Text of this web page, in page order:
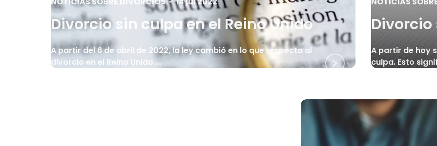
Divorcio sin culpa en el Reino Unido
A partir del 6 de abril de 2022, la ley cambió en lo que respecta al
divorcio en el Reino Unido....
A partir de hoy
culpa. Esto